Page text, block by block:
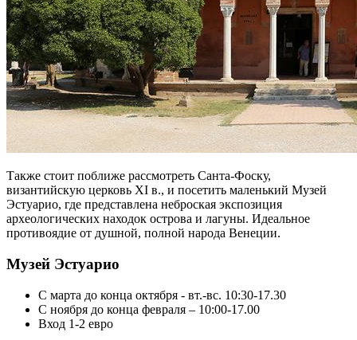
Также стоит поближе рассмотреть Санта-Фоску,
византийскую церковь XI в., и посетить маленький Музей
Эстуарио, где представлена неброская экспозиция
археологических находок острова и лагуны. Идеальное
противоядие от душной, полной народа Венеции.
Музей Эстуарио
C марта до конца октября - вт.-вс. 10:30-17.30
С ноября до конца февраля – 10:00-17.00
Вход 1-2 евро